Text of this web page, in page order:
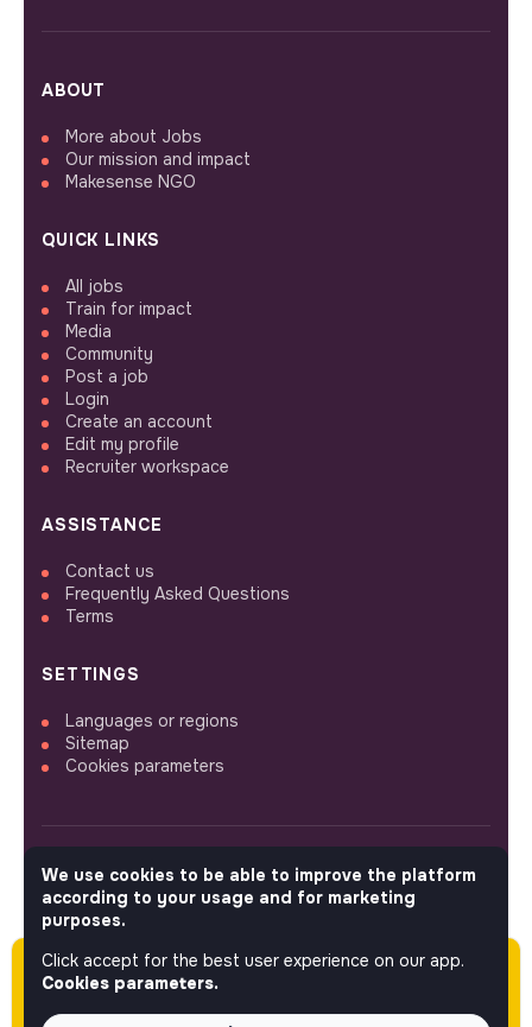
Please note this job was posted over 60 days
ago (06-04-2026) and may or may not have
expired.
ABOUT
More about Jobs
Our mission and impact
Makesense NGO
QUICK LINKS
All jobs
Train for impact
Media
Community
Post a job
Login
Create an account
Edit my profile
Recruiter workspace
ASSISTANCE
Contact us
Frequently Asked Questions
Terms
SETTINGS
Languages or regions
Sitemap
Cookies parameters
FOLLOW US
© 2026 jobs that makesense.
We use cookies to be able to improve the platform
according to your usage and for marketing
purposes.
Click accept for the best user experience on our app.
Cookies parameters.